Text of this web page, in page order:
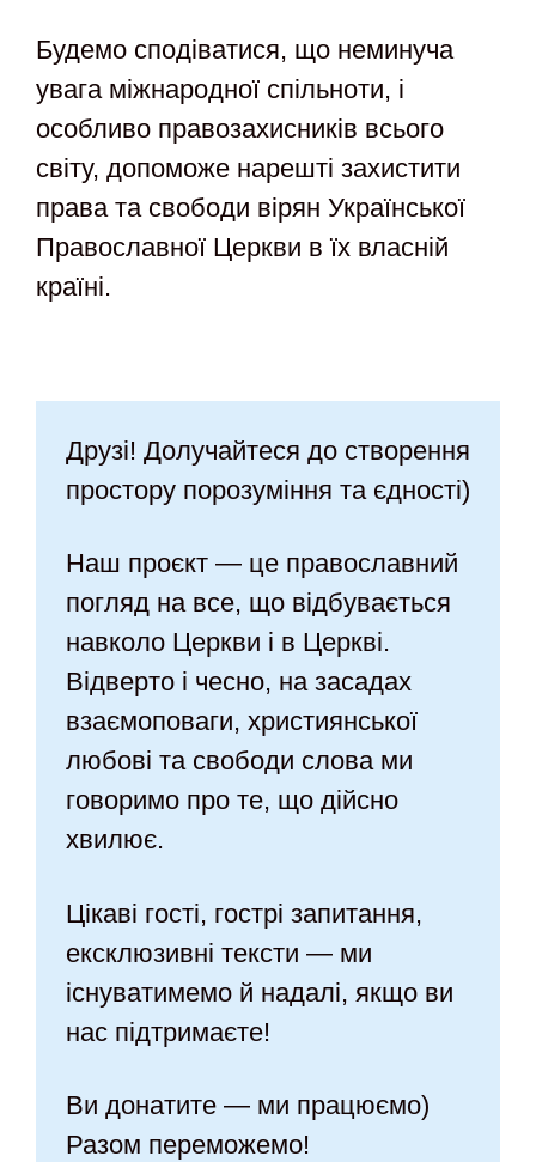
Будемо сподіватися, що неминуча
увага міжнародної спільноти, і
особливо правозахисників всього
світу, допоможе нарешті захистити
права та свободи вірян Української
Православної Церкви в їх власній
країні.
Друзі! Долучайтеся до створення
простору порозуміння та єдності)
Наш проєкт — це православний
погляд на все, що відбувається
навколо Церкви і в Церкві.
Відверто і чесно, на засадах
взаємоповаги, християнської
любові та свободи слова ми
говоримо про те, що дійсно
хвилює.
Цікаві гості, гострі запитання,
ексклюзивні тексти — ми
існуватимемо й надалі, якщо ви
нас підтримаєте!
Ви донатите — ми працюємо)
Разом переможемо!